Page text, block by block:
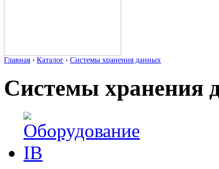
Главная › Каталог › Системы хранения данных
Системы хранения